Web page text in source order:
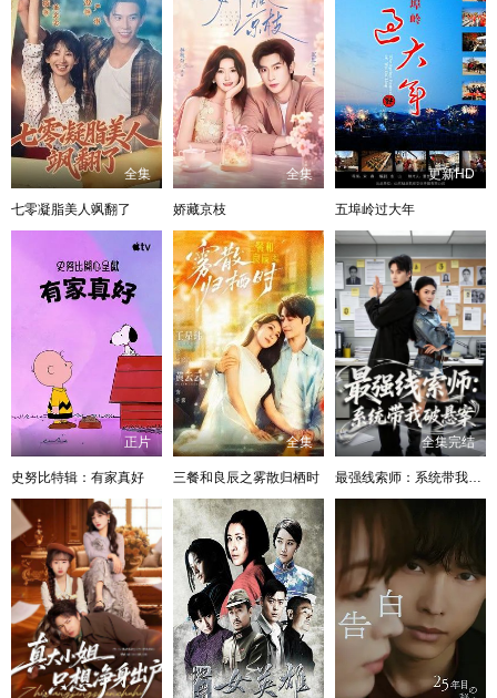
全集
七零凝脂美人飒翻了
全集
娇藏京枝
更新HD
五埠岭过大年
正片
史努比特辑：有家真好
全集
三餐和良辰之雾散归栖时
全集完结
最强线索师：系统带我破悬案